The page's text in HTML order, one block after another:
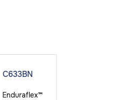
C633BN
Enduraflex™